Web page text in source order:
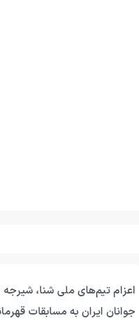
اعزام تیم‌های ملی شنا، شیرجه
جوانان ایران به مسابقات